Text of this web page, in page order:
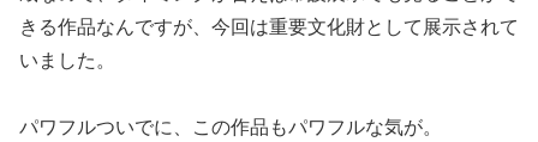
きる作品なんですが、今回は重要文化財として展示されて
いました。
パワフルついでに、この作品もパワフルな気が。